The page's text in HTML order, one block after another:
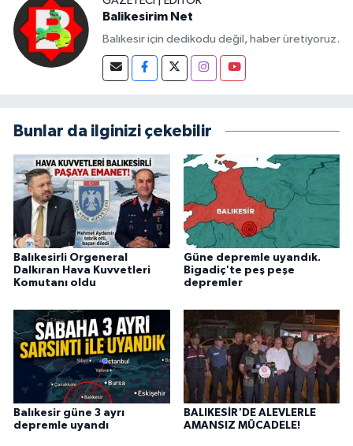
Balikesirim Net
Balıkesir için dedikodu değil, haber üretiyoruz.
Bunlar da ilginizi çekebilir
Balıkesirli Orgeneral
Dalkıran Hava Kuvvetleri
Komutanı oldu
Güne depremle uyandık.
Bigadiç'te peş peşe
depremler
Balıkesir güne 3 ayrı
depremle uyandı
BALIKESİR'DE ALEVLERLE
AMANSIZ MÜCADELE!